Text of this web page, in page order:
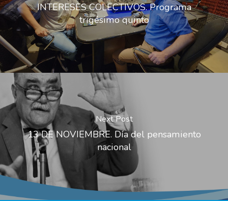
INTERESES COLECTIVOS. Programa
trigésimo quinto
Next Post
13 DE NOVIEMBRE. Día del pensamiento
nacional